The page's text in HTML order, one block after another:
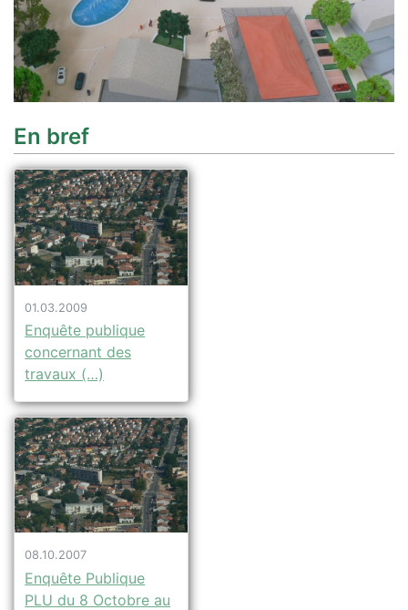
En bref
01.03.2009
Enquête publique
concernant des
travaux (…)
08.10.2007
Enquête Publique
PLU du 8 Octobre au